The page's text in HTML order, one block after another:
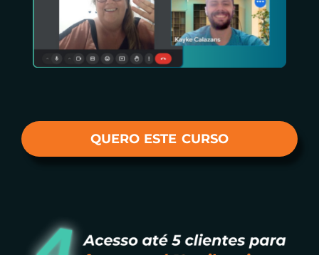
QUERO ESTE CURSO